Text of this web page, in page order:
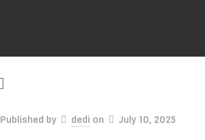
Published by dedi on July 10, 2025